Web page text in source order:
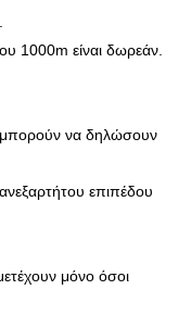
1000m είναι δωρεάν.
μπορούν να δηλώσουν
επιπέδου
μόνο όσοι